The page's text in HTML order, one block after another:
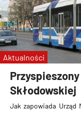
Skłodowskiej
Jak zapowiada Urząd
Aktualności